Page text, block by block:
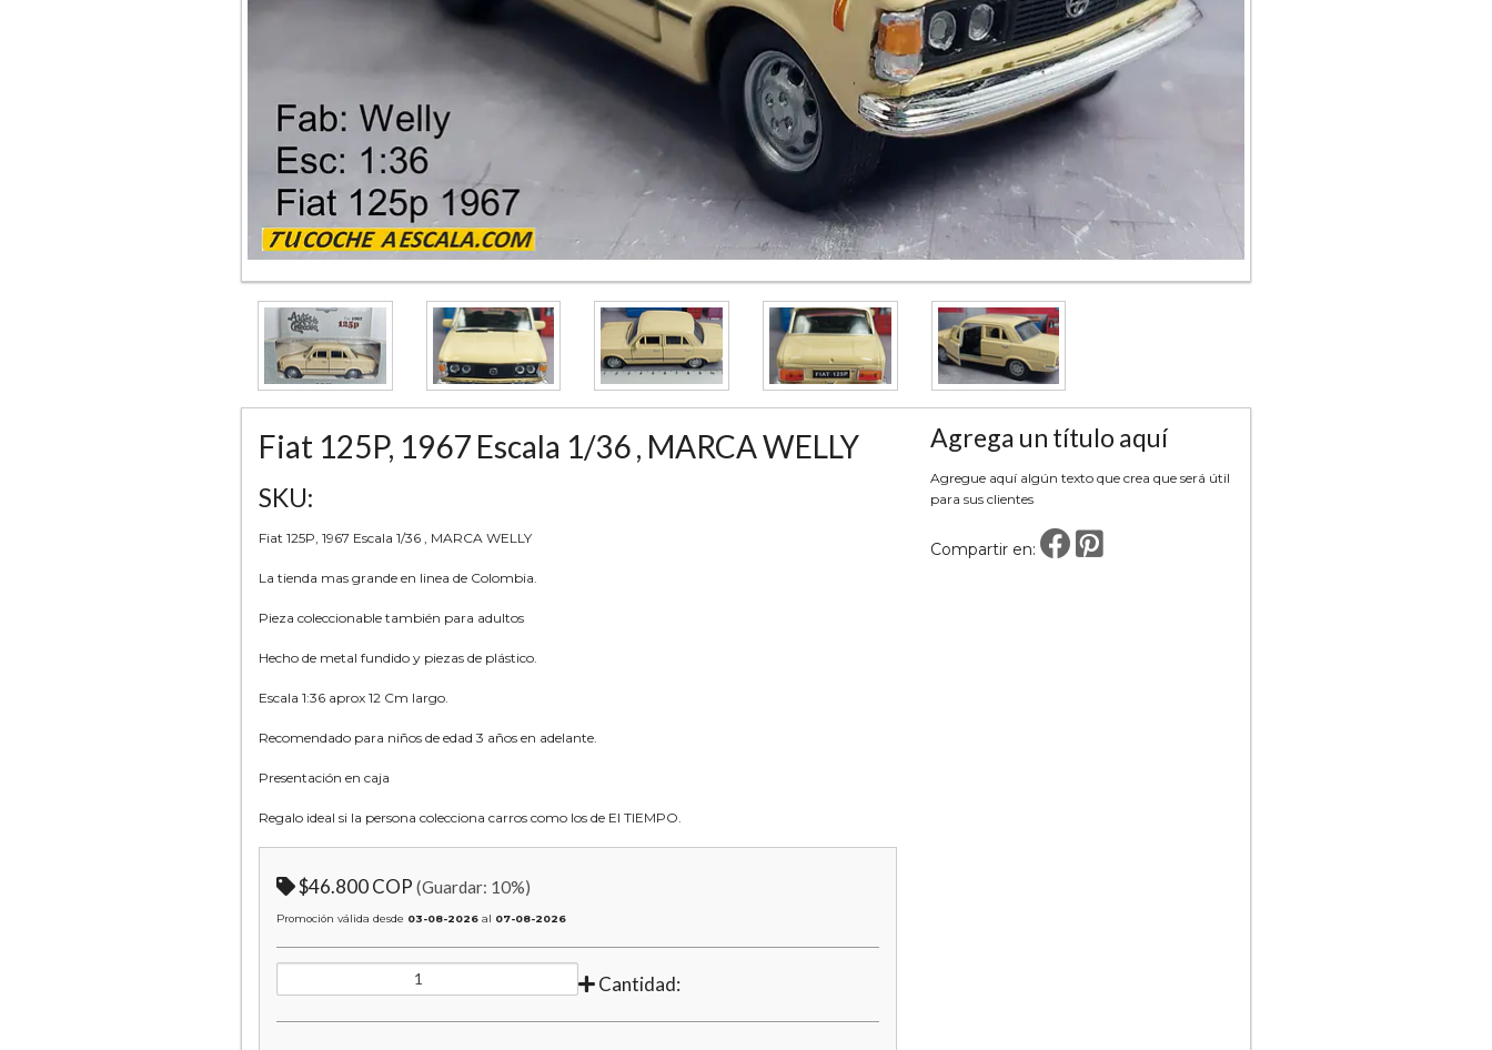
Fiat 125P, 1967 Escala 1/36 , MARCA WELLY
SKU:
Fiat 125P, 1967 Escala 1/36 , MARCA WELLY
La tienda mas grande en linea de Colombia.
Pieza coleccionable también para adultos
Hecho de metal fundido y piezas de plástico.
Escala 1:36 aprox 12 Cm largo.
Recomendado para niños de edad 3 años en adelante.
Presentación en caja
Regalo ideal si la persona colecciona carros como los de El TIEMPO.
$46.800 COP (Guardar: 10%)
Promoción válida desde 03-08-2026 al 07-08-2026
Cantidad:
Agrega un título aquí
Agregue aquí algún texto que crea que será útil
para sus clientes
Compartir en: